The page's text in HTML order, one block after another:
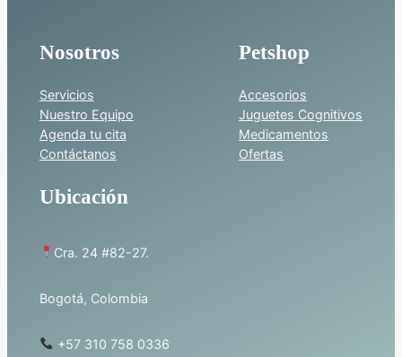
Nosotros
Servicios
Nuestro Equipo
Agenda tu cita
Contáctanos
Petshop
Accesorios
Juguetes Cognitivos
Medicamentos
Ofertas
Ubicación
Cra. 24 #82-27.
Bogotá, Colombia
+57 310 758 0336